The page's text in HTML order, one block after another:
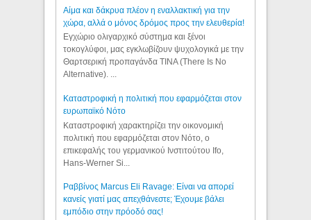
Αίμα και δάκρυα πλέον η εναλλακτική για την
χώρα, αλλά ο μόνος δρόμος προς την ελευθερία!
Εγχώριο ολιγαρχικό σύστημα και ξένοι
τοκογλύφοι, μας εγκλωβίζουν ψυχολογικά με την
Θαρτσερική προπαγάνδα TINA (There Is No
Alternative). ...
Καταστροφική η πολιτική που εφαρμόζεται στον
ευρωπαϊκό Νότο
Καταστροφική χαρακτηρίζει την οικονομική
πολιτική που εφαρμόζεται στον Νότο, ο
επικεφαλής του γερμανικού Ινστιτούτου Ifo,
Hans-Werner Si...
Ραββίνος Marcus Eli Ravage: Είναι να απορεί
κανείς γιατί μας απεχθάνεστε; Έχουμε βάλει
εμπόδιο στην πρόοδό σας!